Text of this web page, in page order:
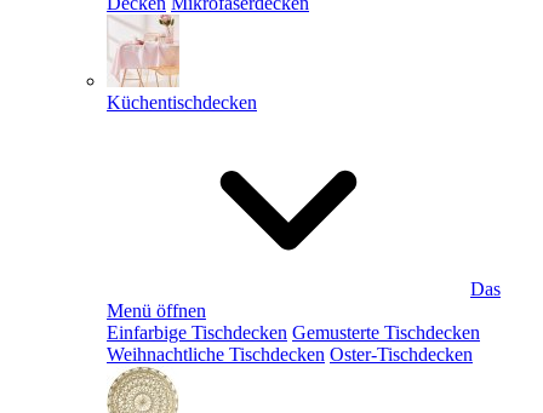
Küchentischdecken
Das
Menü öffnen
Einfarbige Tischdecken Gemusterte Tischdecken
Weihnachtliche Tischdecken Oster-Tischdecken